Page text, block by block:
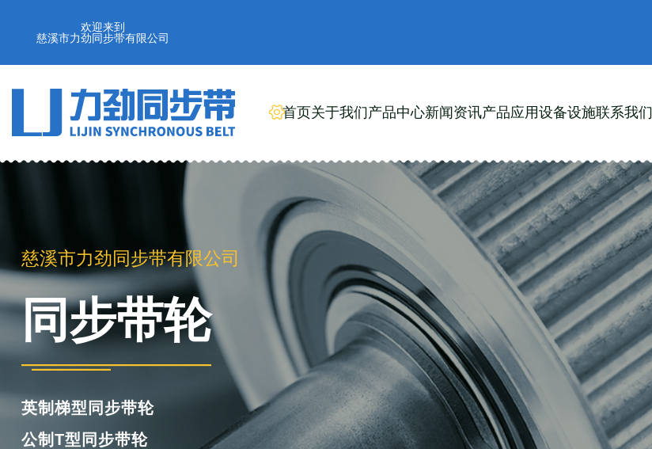
欢迎来到
慈溪市力劲同步带有限公司
首页关于我们产品中心新闻资讯产品应用设备设施联系我们
慈溪市力劲同步带有限公司
工业橡胶同步带
橡胶单面齿同步带
橡胶双面齿同步带